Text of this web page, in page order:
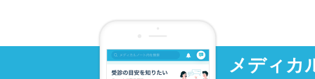
メディカ